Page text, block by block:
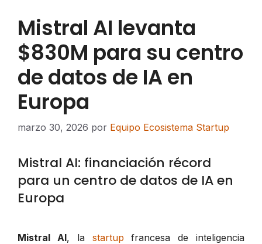
Mistral AI levanta
$830M para su centro
de datos de IA en
Europa
marzo 30, 2026 por Equipo Ecosistema Startup
Mistral AI: financiación récord
para un centro de datos de IA en
Europa
Mistral AI, la startup francesa de inteligencia